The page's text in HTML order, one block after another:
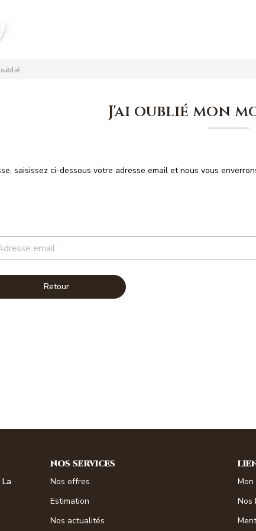
J'ai oublié mon
saisissez ci-dessous votre adresse email et nous vous
Retour
NOS SERVICES
Nos offres
Estimation
Nos actualités
Mon
Nos